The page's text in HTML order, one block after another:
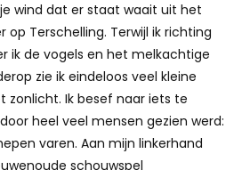
wind dat er staat waait uit het
op Terschelling. Terwijl ik richting
ik de vogels en het melkachtige
zie ik eindeloos veel kleine
zonlicht. Ik besef naar iets te
heel veel mensen gezien werd:
varen. Aan mijn linkerhand
schouwspel